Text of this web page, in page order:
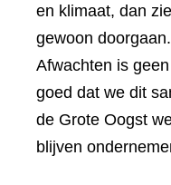
en klimaat, dan
gewoon
Afwachten is
goed dat we dit
de Grote Oogst
blijven